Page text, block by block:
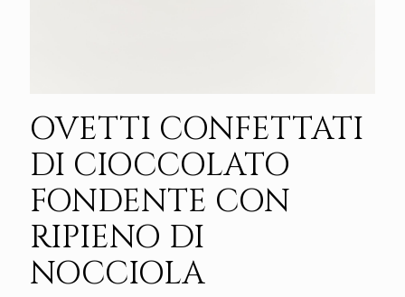
OVETTI CONFETTATI
DI CIOCCOLATO
FONDENTE CON
RIPIENO DI
NOCCIOLA